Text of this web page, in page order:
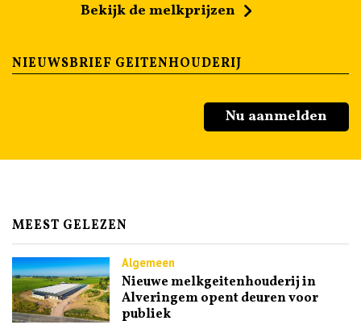
Bekijk de melkprijzen
NIEUWSBRIEF GEITENHOUDERIJ
Nu aanmelden
MEEST GELEZEN
Algemeen
Nieuwe melkgeitenhouderij in
Alveringem opent deuren voor
publiek